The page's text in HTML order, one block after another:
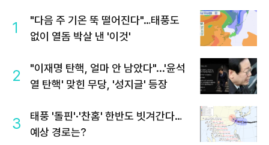
1
"다음 주 기온 뚝 떨어진다"…태풍도
없이 열돔 박살 낸 '이것'
2
"이재명 탄핵, 얼마 안 남았다"...'윤석
열 탄핵' 맞힌 무당, '성지글' 등장
3
태풍 '돌핀'·'찬홈' 한반도 빗겨간다…
예상 경로는?